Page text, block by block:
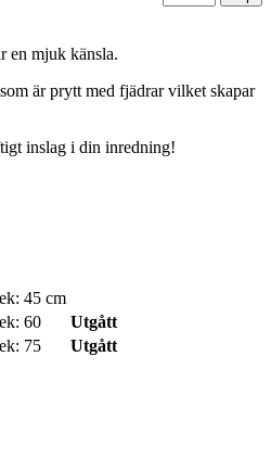
en mjuk känsla.
är prytt med fjädrar vilket skapar
inslag i din inredning!
45 cm
60
Utgått
75 Utgått